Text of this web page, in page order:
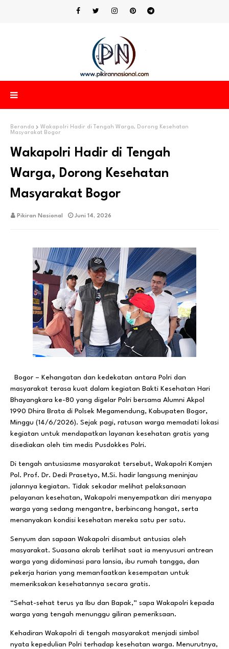
Beranda
Wakapolri Hadir di Tengah Warga, Dorong Kesehatan
Masyarakat Bogor
Wakapolri Hadir di Tengah
Warga, Dorong Kesehatan
Masyarakat Bogor
Pikiran Nasional Juni 14, 2026
Bogor – Kehangatan dan kedekatan antara Polri dan
masyarakat terasa kuat dalam kegiatan Bakti Kesehatan Hari
Bhayangkara ke-80 yang digelar Polri bersama Alumni Akpol
1990 Dhira Brata di Polsek Megamendung, Kabupaten Bogor,
Minggu (14/6/2026). Sejak pagi, ratusan warga memadati lokasi
kegiatan untuk mendapatkan layanan kesehatan gratis yang
disediakan oleh tim medis Pusdokkes Polri.
Di tengah antusiasme masyarakat tersebut, Wakapolri Komjen
Pol. Prof. Dr. Dedi Prasetyo, M.Si. hadir langsung meninjau
jalannya kegiatan. Tidak sekadar melihat pelaksanaan
pelayanan kesehatan, Wakapolri menyempatkan diri menyapa
warga yang sedang mengantre, berbincang hangat, serta
menanyakan kondisi kesehatan mereka satu per satu.
Senyum dan sapaan Wakapolri disambut antusias oleh
masyarakat. Suasana akrab terlihat saat ia menyusuri antrean
warga yang didominasi para lansia, ibu rumah tangga, dan
pekerja harian yang memanfaatkan kesempatan untuk
memeriksakan kesehatannya secara gratis.
“Sehat-sehat terus ya Ibu dan Bapak,” sapa Wakapolri kepada
warga yang tengah menunggu giliran pemeriksaan.
Kehadiran Wakapolri di tengah masyarakat menjadi simbol
nyata kepedulian Polri terhadap kesehatan warga. Menurutnya,